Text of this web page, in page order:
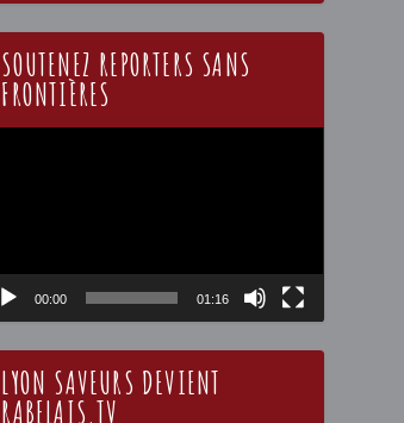
SOUTENEZ REPORTERS SANS
FRONTIÈRES
00:00 01:16
LYON SAVEURS DEVIENT
RABELAIS.TV